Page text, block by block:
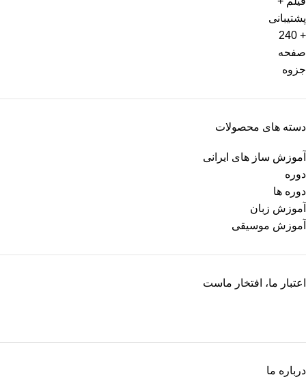
دسته های محصولات
آموزش ساز های ایرانی
دوره
دوره ها
آموزش زبان
آموزش موسیقی
اعتبار ما، افتخار ماست
درباره ما